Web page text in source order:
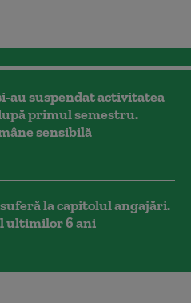
au suspendat activitatea
primul semestru.
sensibilă
la capitolul angajări.
ultimilor 6 ani